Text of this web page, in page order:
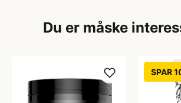
Du er måske
SPAR